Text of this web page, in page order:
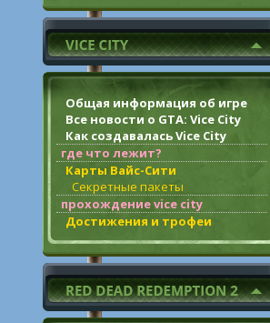
Общая информация об игре
Все новости о GTA: Vice City
Как создавалась Vice City
где что лежит?
Карты Вайс-Сити
Секретные пакеты
прохождение vice city
Достижения и трофеи